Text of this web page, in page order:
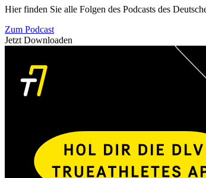
Hier finden Sie alle Folgen des Podcasts des
Zum Podcast
Jetzt Downloaden